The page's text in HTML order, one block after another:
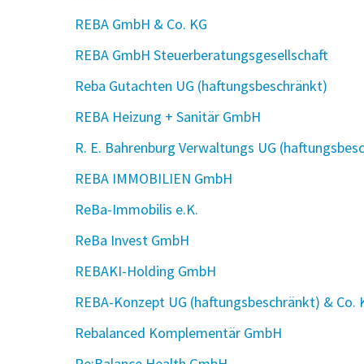
REBA GmbH & Co. KG
REBA GmbH Steuerberatungsgesellschaft
Reba Gutachten UG (haftungsbeschränkt)
REBA Heizung + Sanitär GmbH
R. E. Bahrenburg Verwaltungs UG
REBA IMMOBILIEN GmbH
ReBa-Immobilis e.K.
ReBa Invest GmbH
REBAKI-Holding GmbH
REBA-Konzept UG (haftungsbeschränkt) & Co.
Rebalanced Komplementär GmbH